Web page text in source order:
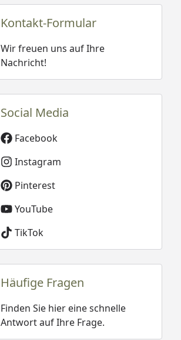
Kontakt-Formular
Wir freuen uns auf Ihre
Nachricht!
Social Media
Facebook
Instagram
Pinterest
YouTube
TikTok
Häufige Fragen
Finden Sie hier eine schnelle
Antwort auf Ihre Frage.